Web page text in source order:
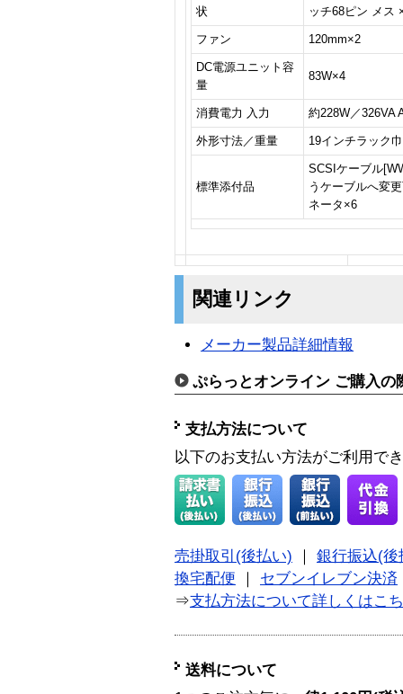
状
ッチ68ピン メス
ファン 120mm×2
DC電源ユニット容
量
83W×4
消費電力 入力 約228W／326VA
外形寸法／重量 19インチラック
標準添付品
SCSIケーブル
うケーブルへ変
ネータ×6
関連リンク
メーカー製品詳細情報
ぷらっとオンライン ご購入の
支払方法について
以下のお支払い方法がご利用で
売掛取引(後払い)
銀行振込(後
換宅配便
セブンイレブン決済
⇒支払方法について詳しくはこ
送料について